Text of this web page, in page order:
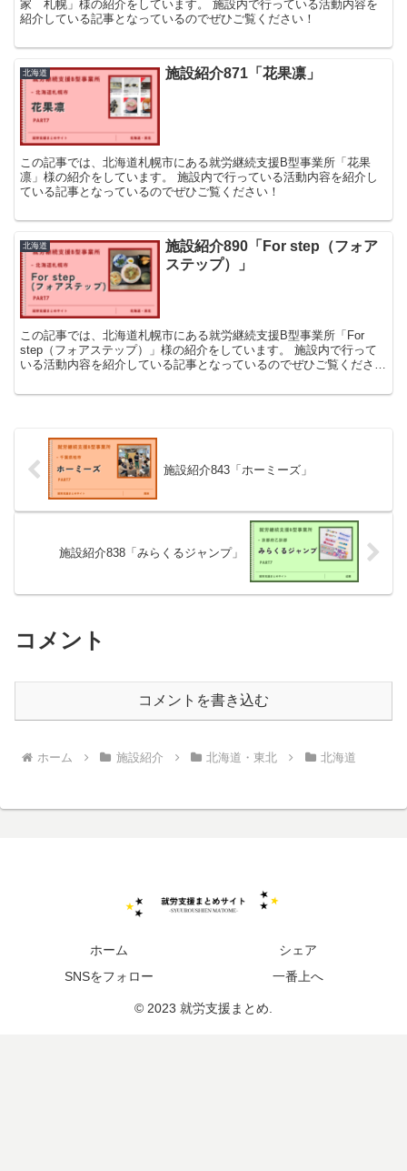
家 札幌」様の紹介をしています。 施設内で行っている活動内容を
紹介している記事となっているのでぜひご覧ください！
北海道 施設紹介871「花果凛」
この記事では、北海道札幌市にある就労継続支援B型事業所「花果
凛」様の紹介をしています。 施設内で行っている活動内容を紹介し
ている記事となっているのでぜひご覧ください！
北海道
施設紹介890「For step（フォア
ステップ）」
この記事では、北海道札幌市にある就労継続支援B型事業所「For
step（フォアステップ）」様の紹介をしています。 施設内で行って
いる活動内容を紹介している記事となっているのでぜひご覧くださ
施設紹介843「ホーミーズ」
施設紹介838「みらくるジャンプ」
コメント
コメントを書き込む
ホーム 施設紹介 北海道・東北 北海道
ホーム
シェア
SNSをフォロー
一番上へ
© 2023 就労支援まとめ.